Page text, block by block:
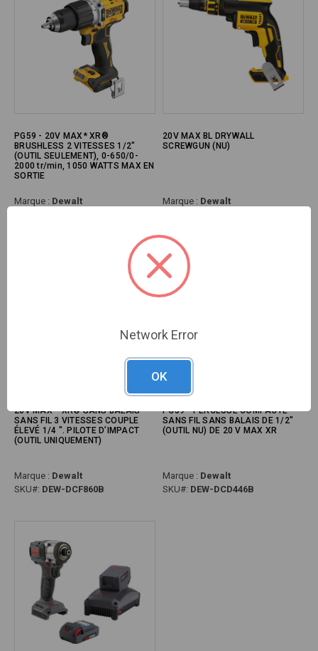
PG59 - 20V MAX* XR®
BRUSHLESS 2 VITESSES 1/2"
(OUTIL SEULEMENT), 0-650/0-
2000 tr/min, 1050 WATTS MAX EN
SORTIE
Marque : Dewalt
20V MAX BL DRYWALL
SCREWGUN (NU)
Marque : Dewalt
20V MAX * XR® SANS BALAIS
SANS FIL 3 VITESSES COUPLE
ÉLEVÉ 1/4 ". PILOTE D’IMPACT
(OUTIL UNIQUEMENT)
Marque : Dewalt
SKU#: DEW-DCF860B
PG59 - PERCEUSE COMPACTE
SANS FIL SANS BALAIS DE 1/2"
(OUTIL NU) DE 20 V MAX XR
Marque : Dewalt
SKU#: DEW-DCD446B
Network Error
OK